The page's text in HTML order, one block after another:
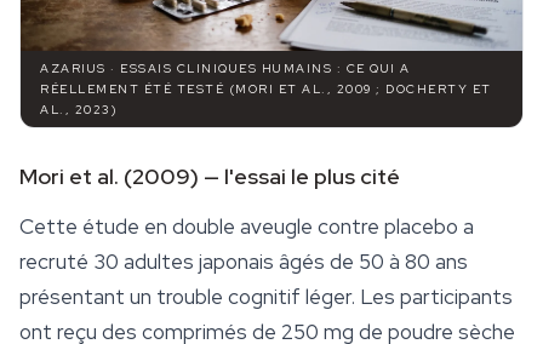
AZARIUS · ESSAIS CLINIQUES HUMAINS : CE QUI A
RÉELLEMENT ÉTÉ TESTÉ (MORI ET AL., 2009 ; DOCHERTY ET
AL., 2023)
Mori et al. (2009) — l'essai le plus cité
Cette étude en double aveugle contre placebo a
recruté 30 adultes japonais âgés de 50 à 80 ans
présentant un trouble cognitif léger. Les participants
ont reçu des comprimés de 250 mg de poudre sèche